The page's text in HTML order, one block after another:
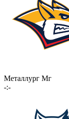
Металлург Мг
-:-